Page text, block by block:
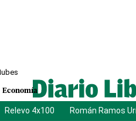
Economía
Relevo 4x100 Román Ramos